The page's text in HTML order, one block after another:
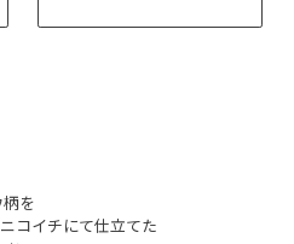
を
コイチにて仕立てた